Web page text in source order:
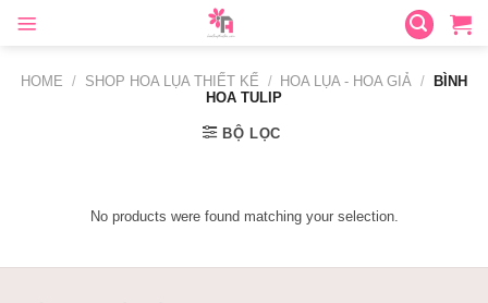
HOME / SHOP HOA LỤA THIẾT KẾ / HOA LỤA - HOA GIẢ /
BÌNH
HOA TULIP
BỘ LỌC
No products were found matching your selection.